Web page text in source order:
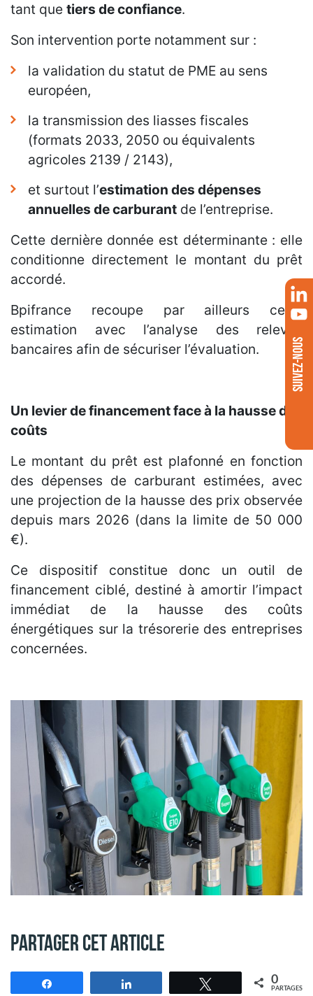
tant que tiers de confiance.
Son intervention porte notamment sur :
la validation du statut de PME au sens
européen,
la transmission des liasses fiscales
(formats 2033, 2050 ou équivalents
agricoles 2139 / 2143),
et surtout l’estimation des dépenses
annuelles de carburant de l’entreprise.
Cette dernière donnée est déterminante : elle
conditionne directement le montant du prêt
accordé.
Bpifrance recoupe par ailleurs cette
estimation avec l’analyse des relevés
bancaires afin de sécuriser l’évaluation.
Un levier de financement face à la hausse des
coûts
Le montant du prêt est plafonné en fonction
des dépenses de carburant estimées, avec
une projection de la hausse des prix observée
depuis mars 2026 (dans la limite de 50 000
€).
Ce dispositif constitue donc un outil de
financement ciblé, destiné à amortir l’impact
immédiat de la hausse des coûts
énergétiques sur la trésorerie des entreprises
concernées.
Partager cet article
Tweetez 0
PARTAGES
SUIVEZ-NOUS